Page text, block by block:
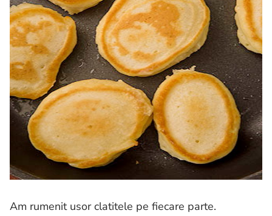
Am rumenit usor clatitele pe fiecare parte.